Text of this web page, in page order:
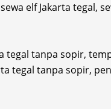
elf Jakarta tegal,
tegal tanpa sopir,
tegal tanpa sopir,